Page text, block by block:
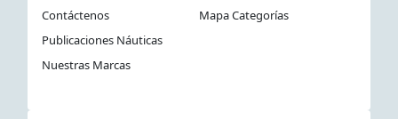
Contáctenos
Mapa Categorías
Publicaciones Náuticas
Nuestras Marcas